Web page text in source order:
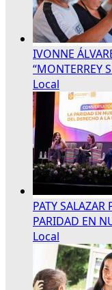
IVONNE
“MONTERREY
Local
PATY
PARIDAD EN
Local